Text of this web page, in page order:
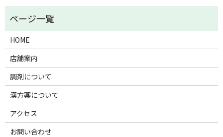
HOME
店舗案内
調剤について
漢方薬について
アクセス
お問い合わせ